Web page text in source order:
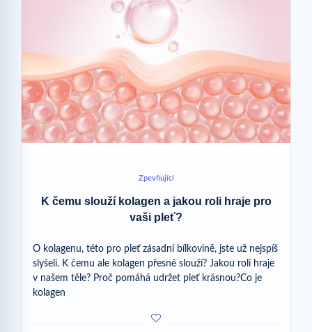
Zpevňující
K čemu slouží kolagen a jakou roli hraje pro
vaši pleť?
O kolagenu, této pro pleť zásadní bílkovině, jste už nejspíš
slyšeli. K čemu ale kolagen přesně slouží? Jakou roli hraje
v našem těle? Proč pomáhá udržet pleť krásnou?Co je
kolagen